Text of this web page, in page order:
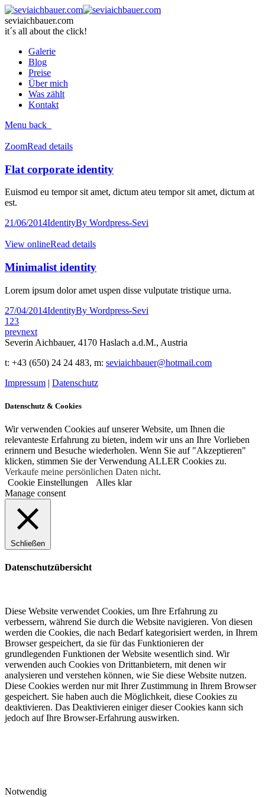
seviaichbauer.com
it´s all about the click!
Galerie
Blog
Preise
Über mich
Was zählt
Kontakt
Menu back
ZoomRead details
Flat corporate identity
Euismod eu tempor sit amet, dictum ateu tempor sit amet, dictum at
est.
21/06/2014IdentityBy Wordpress-Sevi
View onlineRead details
Minimalist identity
Lorem ipsum dolor amet uspen disse vulputate tristique urna.
27/04/2014IdentityBy Wordpress-Sevi
1 23
prevnext
Severin Aichbauer, 4170 Haslach a.d.M., Austria
t: +43 (650) 24 24 483, m: seviaichbauer@hotmail.com
Impressum | Datenschutz
Datenschutz & Cookies
Wir verwenden Cookies auf unserer Website, um Ihnen die
relevanteste Erfahrung zu bieten, indem wir uns an Ihre Vorlieben
erinnern und Besuche wiederholen. Wenn Sie auf "Akzeptieren"
klicken, stimmen Sie der Verwendung ALLER Cookies zu.
Verkaufe meine persönlichen Daten nicht.
Cookie Einstellungen
Alles klar
Manage consent
Schließen
Datenschutzübersicht
Diese Website verwendet Cookies, um Ihre Erfahrung zu
verbessern, während Sie durch die Website navigieren. Von diesen
werden die Cookies, die nach Bedarf kategorisiert werden, in Ihrem
Browser gespeichert, da sie für das Funktionieren der
grundlegenden Funktionen der Website wesentlich sind. Wir
verwenden auch Cookies von Drittanbietern, mit denen wir
analysieren und verstehen können, wie Sie diese Website nutzen.
Diese Cookies werden nur mit Ihrer Zustimmung in Ihrem Browser
gespeichert. Sie haben auch die Möglichkeit, diese Cookies zu
deaktivieren. Das Deaktivieren einiger dieser Cookies kann sich
jedoch auf Ihre Browser-Erfahrung auswirken.
Notwendig